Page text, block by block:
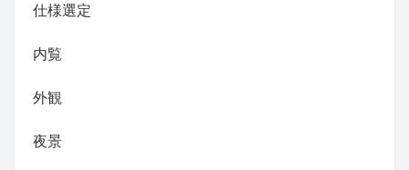
仕様選定
内覧
外観
夜景